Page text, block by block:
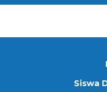
Siswa